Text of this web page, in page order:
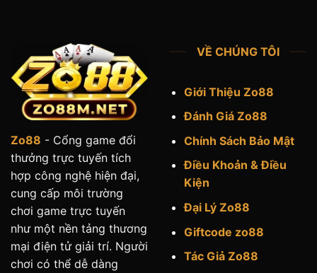
Zo88 - Cổng game đổi
thưởng trực tuyến tích
hợp công nghệ hiện đại,
cung cấp môi trường
chơi game trực tuyến
như một nền tảng thương
mại điện tử giải trí. Người
chơi có thể dễ dàng
VỀ CHÚNG TÔI
Giới Thiệu Zo88
Đánh Giá Zo88
Chính Sách Bảo Mật
Điều Khoản & Điều
Kiện
Đại Lý Zo88
Giftcode zo88
Tác Giả Zo88